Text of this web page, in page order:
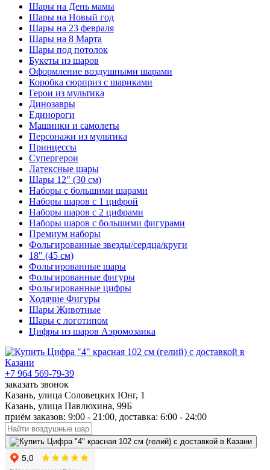
Шары на День мамы
Шары на Новый год
Шары на 23 февраля
Шары на 8 Марта
Шары под потолок
Букеты из шаров
Оформление воздушными шарами
Коробка сюрприз с шариками
Герои из мультика
Динозавры
Единороги
Машинки и самолеты
Персонажи из мультика
Принцессы
Супергерои
Латексные шары
Шары 12" (30 см)
Наборы с большими шарами
Наборы шаров с 1 цифрой
Наборы шаров с 2 цифрами
Наборы шаров с большими фигурами
Премиум наборы
Фольгированные звезды/сердца/круги
18" (45 см)
Фольгированные шары
Фольгированные фигуры
Фольгированные цифры
Ходячие Фигуры
Шары Животные
Шары с логотипом
Цифры из шаров Аэромозаика
+7 964 569-79-39
заказать звонок
Казань, улица Соловецких Юнг, 1
Казань, улица Павлюхина, 99Б
приём заказов: 9:00 - 21:00, доставка: 6:00 - 24:00